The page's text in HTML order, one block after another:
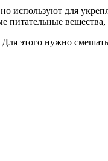
используют для
питательные
этого нужно